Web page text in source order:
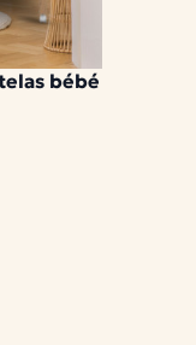
bébé